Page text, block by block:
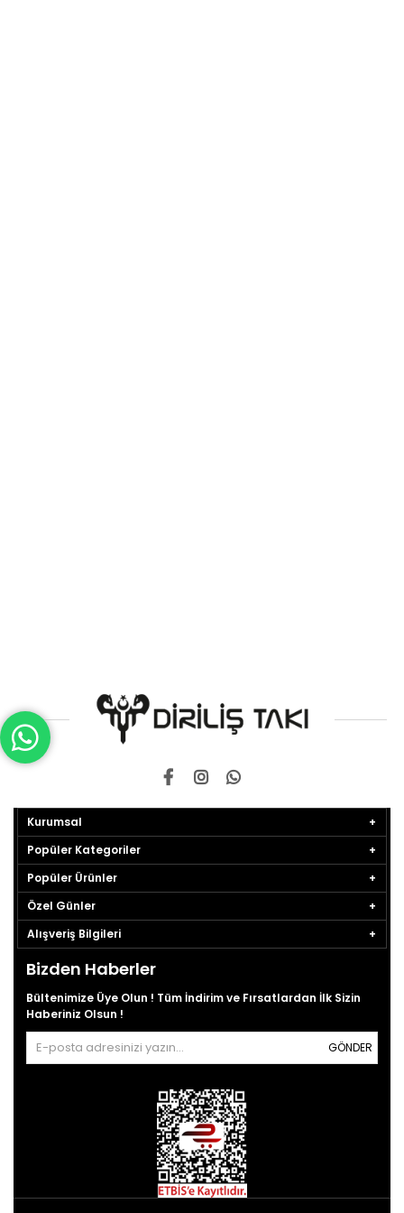
Kurumsal
Popüler Kategoriler
Popüler Ürünler
Özel Günler
Alışveriş Bilgileri
Bizden Haberler
Bültenimize Üye Olun ! Tüm İndirim ve Fırsatlardan İlk Sizin
Haberiniz Olsun !
GÖNDER